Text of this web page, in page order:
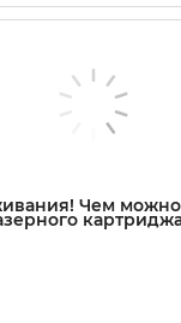
Чем можно